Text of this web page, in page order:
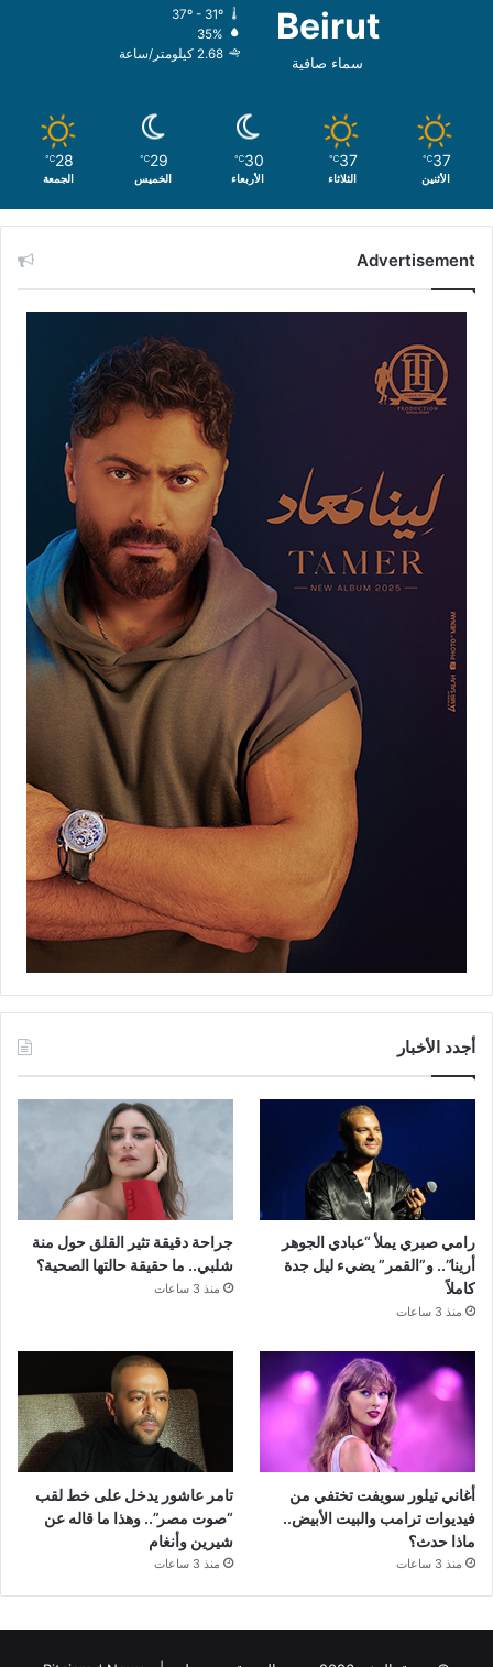
Beirut
سماء صافية
37º - 31º
35%
2.68 كيلومتر/ساعة
37
℃
الأثنين
37
℃
الثلاثاء
30
℃
الأربعاء
29
℃
الخميس
28
℃
الجمعة
Advertisement
أجدد الأخبار
رامي صبري يملأ “عبادي الجوهر
أرينا”.. و”القمر” يضيء ليل جدة
كاملاً
منذ 3 ساعات
جراحة دقيقة تثير القلق حول منة
شلبي.. ما حقيقة حالتها الصحية؟
منذ 3 ساعات
أغاني تيلور سويفت تختفي من
فيديوات ترامب والبيت الأبيض..
ماذا حدث؟
منذ 3 ساعات
تامر عاشور يدخل على خط لقب
“صوت مصر”.. وهذا ما قاله عن
شيرين وأنغام
منذ 3 ساعات